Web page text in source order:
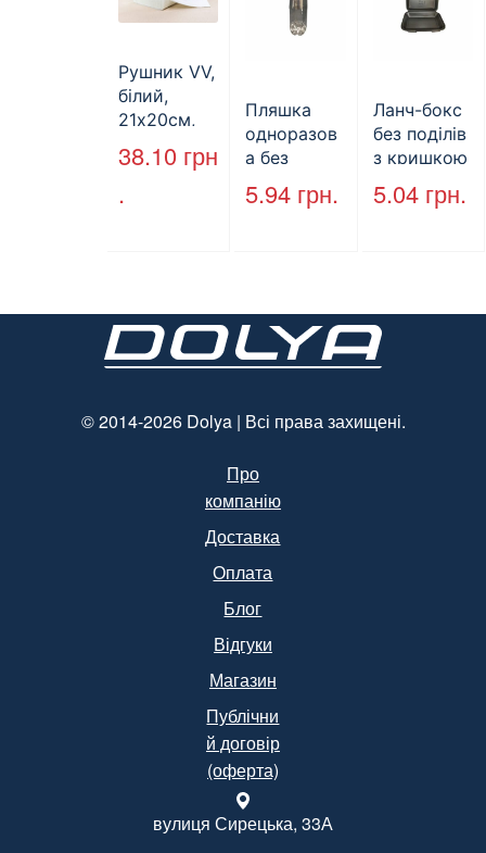
Рушник VV,
білий,
21х20см,
160л.
38.10 грн
.
Пляшка
одноразов
а без
кришки,
ПЕТ, V=500
5.94 грн.
Ланч-бокс
без поділів
з кришкою
HP-10, 240
мм * 155
, чорний,
250 шт. /
Уп.
5.04 грн.
© 2014-2026 Dolya | Всі права захищені.
Про
компанію
Доставка
Оплата
Блог
Відгуки
Магазин
Публічни
й договір
(оферта)
вулиця Сирецька, 33А